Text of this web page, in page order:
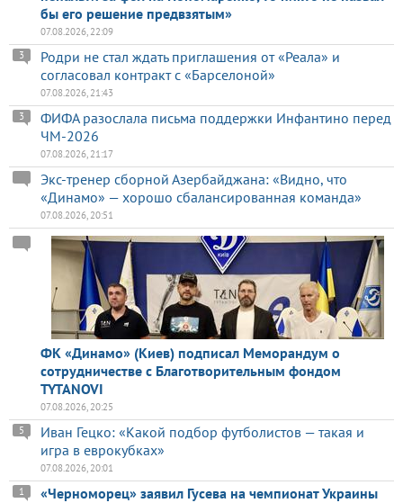
бы его решение предвзятым»
07.08.2026, 22:09
Родри не стал ждать приглашения от «Реала» и
согласовал контракт с «Барселоной»
3
07.08.2026, 21:43
ФИФА разослала письма поддержки Инфантино перед
ЧМ-2026
3
07.08.2026, 21:17
Экс-тренер сборной Азербайджана: «Видно, что
«Динамо» — хорошо сбалансированная команда»
07.08.2026, 20:51
ФК «Динамо» (Киев) подписал Меморандум о
сотрудничестве с Благотворительным фондом
TYTANOVI
07.08.2026, 20:25
Иван Гецко: «Какой подбор футболистов — такая и
игра в еврокубках»
5
07.08.2026, 20:01
«Черноморец» заявил Гусева на чемпионат Украины
1